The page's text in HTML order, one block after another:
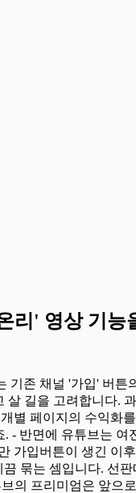
리' 영상 기능
기존 채널 '가입' 버튼
길을 고려합니다.
별 페이지의 수익화
- 반면에 유튜브는 여
가입버튼이 생긴 이
묶는 셈입니다. 선
의 프리미엄은 앞으